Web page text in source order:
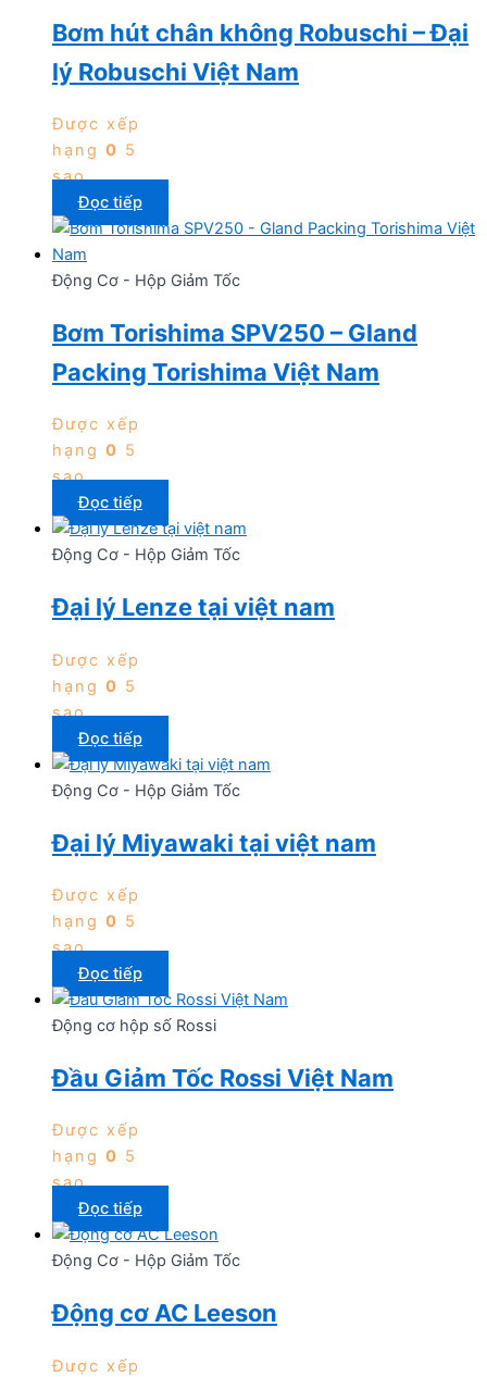
Bơm hút chân không Robuschi – Đại
lý Robuschi Việt Nam
Được xếp
hạng 0 5
sao
Đọc tiếp
Động Cơ - Hộp Giảm Tốc
Bơm Torishima SPV250 – Gland
Packing Torishima Việt Nam
Được xếp
hạng 0 5
sao
Đọc tiếp
Động Cơ - Hộp Giảm Tốc
Đại lý Lenze tại việt nam
Được xếp
hạng 0 5
sao
Đọc tiếp
Động Cơ - Hộp Giảm Tốc
Đại lý Miyawaki tại việt nam
Được xếp
hạng 0 5
sao
Đọc tiếp
Động cơ hộp số Rossi
Đầu Giảm Tốc Rossi Việt Nam
Được xếp
hạng 0 5
sao
Đọc tiếp
Động Cơ - Hộp Giảm Tốc
Động cơ AC Leeson
Được xếp